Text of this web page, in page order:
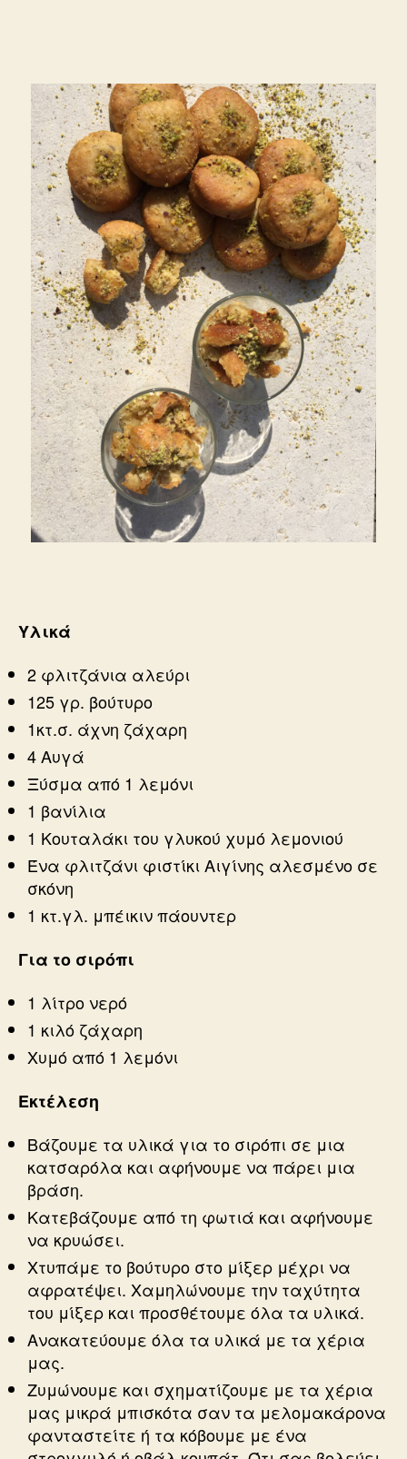
Υλικά
2 φλιτζάνια αλεύρι
125 γρ. βούτυρο
1κτ.σ. άχνη ζάχαρη
4 Αυγά
Ξύσμα από 1 λεμόνι
1 βανίλια
1 Κουταλάκι του γλυκού χυμό λεμονιού
Ένα φλιτζάνι φιστίκι Αιγίνης αλεσμένο σε
σκόνη
1 κτ.γλ. μπέικιν πάουντερ
Για το σιρόπι
1 λίτρο νερό
1 κιλό ζάχαρη
Χυμό από 1 λεμόνι
Εκτέλεση
Βάζουμε τα υλικά για το σιρόπι σε μια
κατσαρόλα και αφήνουμε να πάρει μια
βράση.
Κατεβάζουμε από τη φωτιά και αφήνουμε
να κρυώσει.
Χτυπάμε το βούτυρο στο μίξερ μέχρι να
αφρατέψει. Χαμηλώνουμε την ταχύτητα
του μίξερ και προσθέτουμε όλα τα υλικά.
Ανακατεύουμε όλα τα υλικά με τα χέρια
μας.
Ζυμώνουμε και σχηματίζουμε με τα χέρια
μας μικρά μπισκότα σαν τα μελομακάρονα
φανταστείτε ή τα κόβουμε με ένα